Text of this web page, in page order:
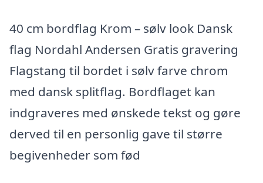
40 cm bordflag Krom – sølv look Dansk
flag Nordahl Andersen Gratis gravering
Flagstang til bordet i sølv farve chrom
med dansk splitflag. Bordflaget kan
indgraveres med ønskede tekst og gøre
derved til en personlig gave til større
begivenheder som fød